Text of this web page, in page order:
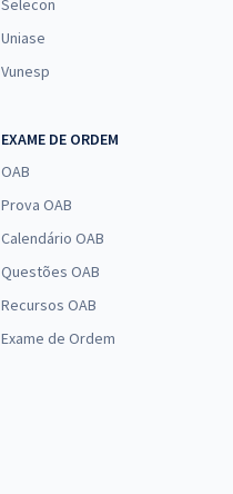
Selecon
Uniase
Vunesp
EXAME DE ORDEM
OAB
Prova OAB
Calendário OAB
Questões OAB
Recursos OAB
Exame de Ordem